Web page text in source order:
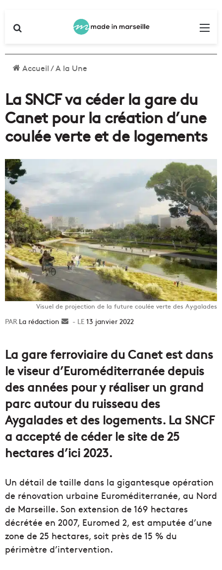
Accueil/A la Une
La SNCF va céder la gare du
Canet pour la création d’une
coulée verte et de logements
Visuel de projection de la future coulée verte des Aygalades
La rédaction
Envoyer13 janvier 2022
La gare ferroviaire du Canet est dans
le viseur d’Euroméditerranée depuis
des années pour y réaliser un grand
parc autour du ruisseau des
Aygalades et des logements. La SNCF
a accepté de céder le site de 25
hectares d’ici 2023.
Un détail de taille dans la gigantesque opération
de rénovation urbaine Euroméditerranée, au Nord
de Marseille. Son extension de 169 hectares
décrétée en 2007, Euromed 2, est amputée d’une
zone de 25 hectares, soit près de 15 % du
périmètre d’intervention.